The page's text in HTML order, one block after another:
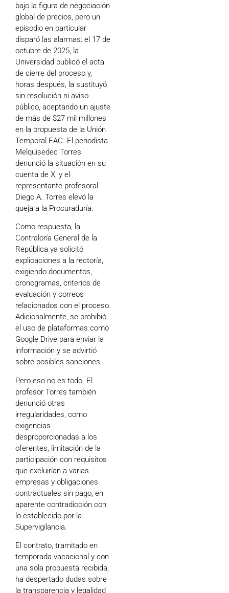
bajo la figura de negociación
global de precios, pero un
episodio en particular
disparó las alarmas: el 17 de
octubre de 2025, la
Universidad publicó el acta
de cierre del proceso y,
horas después, la sustituyó
sin resolución ni aviso
público, aceptando un ajuste
de más de $27 mil millones
en la propuesta de la Unión
Temporal EAC. El periodista
Melquisedec Torres
denunció la situación en su
cuenta de X, y el
representante profesoral
Diego A. Torres elevó la
queja a la Procuraduría.
Como respuesta, la
Contraloría General de la
República ya solicitó
explicaciones a la rectoría,
exigiendo documentos,
cronogramas, criterios de
evaluación y correos
relacionados con el proceso.
Adicionalmente, se prohibió
el uso de plataformas como
Google Drive para enviar la
información y se advirtió
sobre posibles sanciones.
Pero eso no es todo. El
profesor Torres también
denunció otras
irregularidades, como
exigencias
desproporcionadas a los
oferentes, limitación de la
participación con requisitos
que excluirían a varias
empresas y obligaciones
contractuales sin pago, en
aparente contradicción con
lo establecido por la
Supervigilancia.
El contrato, tramitado en
temporada vacacional y con
una sola propuesta recibida,
ha despertado dudas sobre
la transparencia y legalidad